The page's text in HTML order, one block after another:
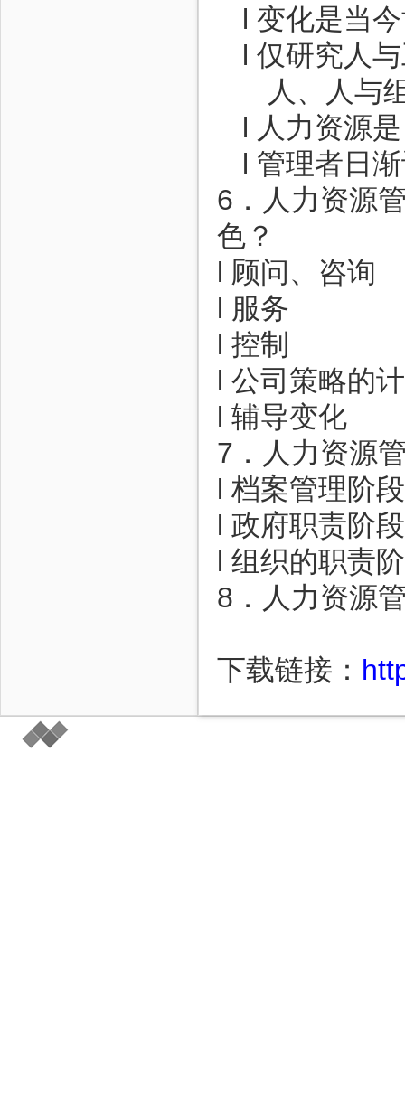
l 变化是当
l 仅研究人
人、人与
l 人力资源
l 管理者日
6．人力资源
色？
l 顾问、咨询
l 服务
l 控制
l 公司策略的
l 辅导变化
7．人力资源
l 档案管理阶段
l 政府职责阶段
l 组织的职责
8．人力资源
下载链接：